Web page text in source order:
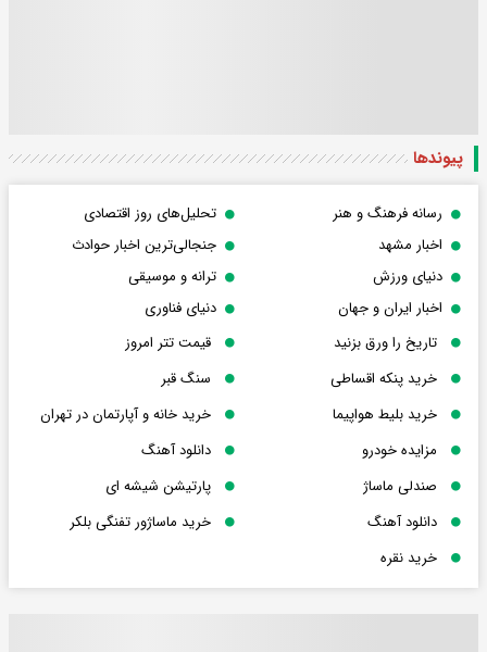
پیوندها
رسانه فرهنگ و هنر
تحلیل‌های روز اقتصادی
اخبار مشهد
جنجالی‌ترین اخبار حوادث
دنیای ورزش
ترانه و موسیقی
اخبار ایران و جهان
دنیای فناوری
تاریخ را ورق بزنید
قیمت تتر امروز
خرید پنکه اقساطی
سنگ قبر
خرید بلیط هواپیما
خرید خانه و آپارتمان در تهران
مزایده خودرو
دانلود آهنگ
صندلی ماساژ
پارتیشن شیشه ای
دانلود آهنگ
خرید ماساژور تفنگی بلکر
خرید نقره